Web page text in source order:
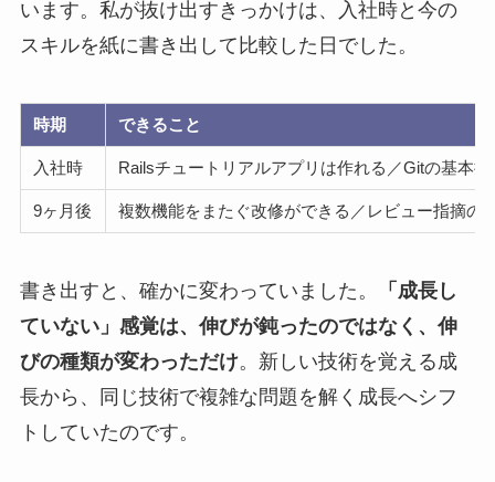
います。私が抜け出すきっかけは、入社時と今の
スキルを紙に書き出して比較した日でした。
時期 できること
入社時 Railsチュートリアルアプリは作れる／Gitの基本
9ヶ月後 複数機能をまたぐ改修ができる／レビュー指摘の
書き出すと、確かに変わっていました。
「成長し
ていない」感覚は、伸びが鈍ったのではなく、伸
びの種類が変わっただけ。新しい技術を覚える成
長から、同じ技術で複雑な問題を解く成長へシフ
トしていたのです。